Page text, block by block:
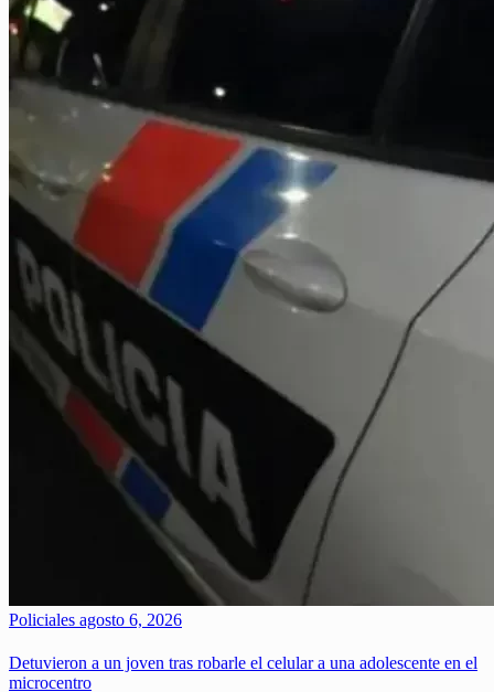
Policiales agosto 6, 2026
Detuvieron a un joven tras robarle el celular a una adolescente en el
microcentro